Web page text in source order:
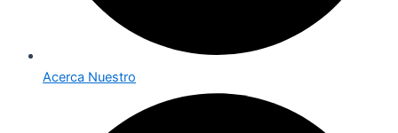
Acerca Nuestro